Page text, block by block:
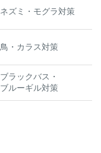
ネズミ・モグラ対策
鳥・カラス対策
ブラックバス・
ブルーギル対策